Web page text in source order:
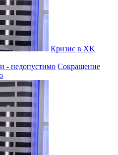
Кризис в ХК
Сокращение